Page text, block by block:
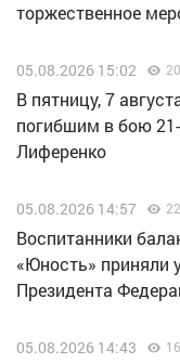
торжественное
05.08.2026 15:02
В пятницу, 7
погибшим в бою
Лиференко
05.08.2026 14:57
Воспитанники
«Юность» приняли
Президента
05.08.2026 14:43